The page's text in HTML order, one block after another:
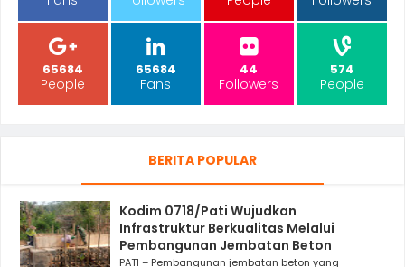
65684
People
65684
Fans
44
Followers
574
People
BERITA POPULAR
Kodim 0718/Pati Wujudkan
Infrastruktur Berkualitas Melalui
Pembangunan Jembatan Beton
PATI – Pembangunan jembatan beton yang